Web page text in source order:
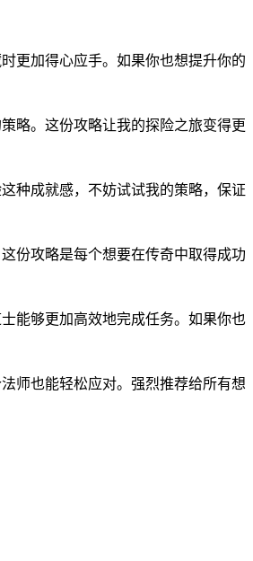
更加得心应手。如果你也想提升你的
略。这份攻略让我的探险之旅变得更
种成就感，不妨试试我的策略，保证
份攻略是每个想要在传奇中取得成功
能够更加高效地完成任务。如果你也
师也能轻松应对。强烈推荐给所有想